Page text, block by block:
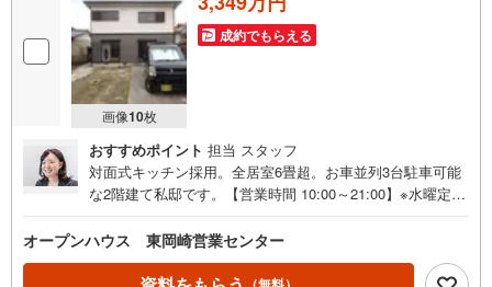
画像10枚
成約でもらえる
おすすめポイント 担当 スタッフ
対面式キッチン採用。全居室6畳超。お車並列3台駐車可能
な2階建て私邸です。【営業時間 10:00～21:00】※水曜定休
気軽にご連絡ください！現地を見学される場合は「室内・
現地を見学する（無料）」ボタンよりご希望の日時をご記
入いただけますとスムーズにご案内が可能です。◎現地の
オープンハウス 東岡崎営業センター